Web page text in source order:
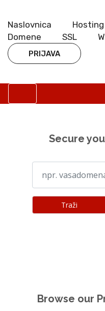
Naslovnica Hosting
Domene
SSL
PRIJAVA
Secure
Traži
Browse our